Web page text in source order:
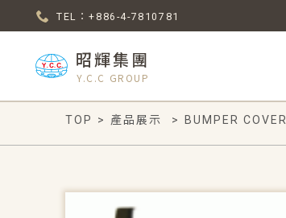
TEL：+886-4-7810781
昭輝集團
Y.C.C GROUP
TOP > 產品展示 > BUMPER COVER